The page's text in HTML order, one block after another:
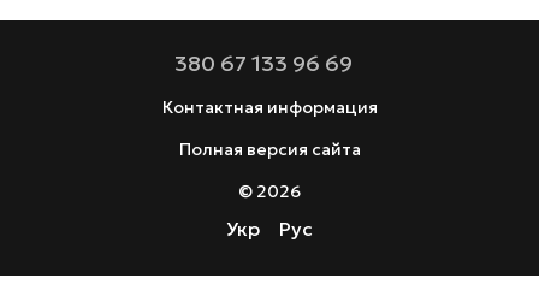
380 67 133 96 69
Контактная информация
Полная версия сайта
© 2026
Укр Рус